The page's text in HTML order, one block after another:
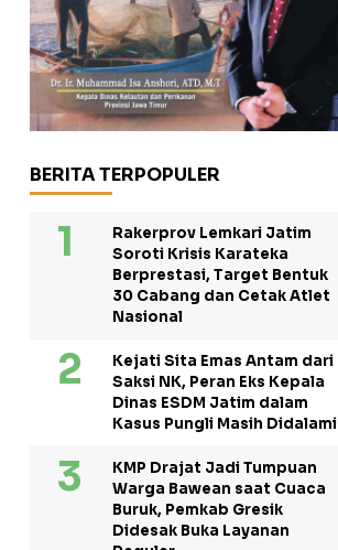
BERITA TERPOPULER
Rakerprov Lemkari Jatim
Soroti Krisis Karateka
Berprestasi, Target Bentuk
30 Cabang dan Cetak Atlet
Nasional
Kejati Sita Emas Antam dari
Saksi NK, Peran Eks Kepala
Dinas ESDM Jatim dalam
Kasus Pungli Masih Didalami
KMP Drajat Jadi Tumpuan
Warga Bawean saat Cuaca
Buruk, Pemkab Gresik
Didesak Buka Layanan